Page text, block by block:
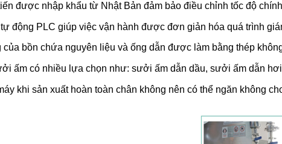
được nhập khẩu từ Nhật Bản đảm bảo điều chỉnh tốc độ
động PLC giúp việc vận hành được đơn giản hóa quá trình
của bồn chứa nguyên liệu và ống dẫn được làm bằng thép
ấm có nhiều lựa chọn như: sưởi ấm dẫn dầu, sưởi ấm dẫn
khi sản xuất hoàn toàn chân không nên có thể ngăn không